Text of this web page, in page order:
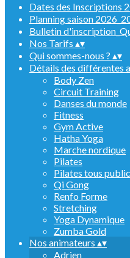
Dates des Inscriptions
Planning saison
Bulletin
Nos Tarifs ▴▾
Qui sommes-nous ? ▴▾
Détails des différentes
Body Zen
Circuit Training
Danses du monde
Fitness
Gym Active
Hatha Yoga
Marche nordique
Pilates
Pilates tous
Qi Gong
Renfo Forme
Stretching
Yoga Dynamique
Zumba Gold
Nos animateurs ▴▾
Adrien